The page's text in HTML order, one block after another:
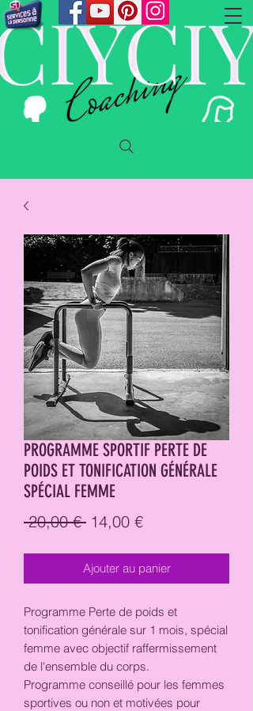
PROGRAMME SPORTIF PERTE DE
POIDS ET TONIFICATION GÉNÉRALE
SPÉCIAL FEMME
20,00 € Prix original
14,00 €Prix
Ajouter au panier
Programme Perte de poids et
tonification générale sur 1 mois, spécial
femme avec objectif raffermissement
de l'ensemble du corps.
Programme conseillé pour les femmes
sportives ou non et motivées pour